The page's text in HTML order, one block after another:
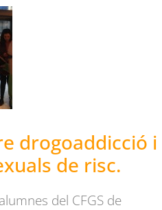
drogoaddicció i
de risc.
del CFGS de